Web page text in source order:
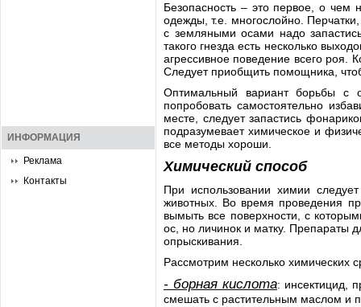
ИНФОРМАЦИЯ
Реклама
Контакты
Безопасность – это первое, о чем
одежды, т.е. многослойно.
с земляными осами надо
такого гнезда есть несколько
агрессивное поведение всего роя.
Следует приобщить помощника,
Оптимальный вариант борьбы с
попробовать самостоятельно
месте, следует запастись
подразумевает химическое и
все методы хороши.
Химический способ
При использовании химии
животных. Во время проведения
вымыть все поверхности, с
ос, но личинок и матку. Препараты
опрыскивания.
Рассмотрим несколько химических
- борная кислота: инсектицид,
смешать с растительным маслом и